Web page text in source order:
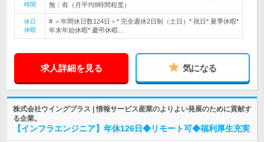
時間
無：有（月平均8時間程度）
休日
休暇
# ＜年間休日数124日＞* 完全週休2日制（土日）* 祝日* 夏季休暇*
年末年始休暇* 慶弔休暇…
求人詳細を見る 気になる
株式会社ウイングプラス | 情報サービス産業のよりよい発展のために貢献す
る企業。
【インフラエンジニア】年休126日◆リモート可◆福利厚生充実